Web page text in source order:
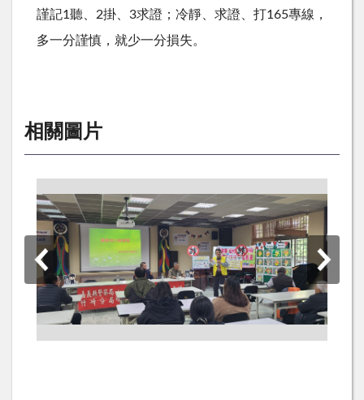
謹記1 聽、 2掛、 3求證；冷靜、求證、打165專線，
多一分謹慎，就少一分損失。
相關圖片